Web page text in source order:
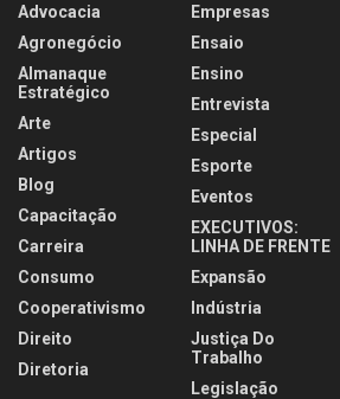
Advocacia
Agronegócio
Almanaque
Estratégico
Arte
Artigos
Blog
Capacitação
Carreira
Consumo
Cooperativismo
Direito
Diretoria
Empresas
Ensaio
Ensino
Entrevista
Especial
Esporte
Eventos
EXECUTIVOS:
LINHA DE FRENTE
Expansão
Indústria
Justiça Do
Trabalho
Legislação